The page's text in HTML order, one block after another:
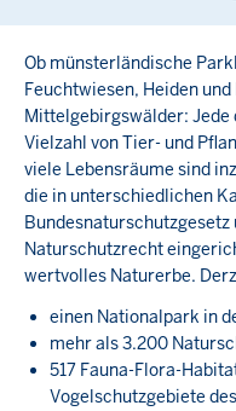
Ob münsterländische
Feuchtwiesen, Heiden
Mittelgebirgswälder: Jede
Vielzahl von Tier- und
viele Lebensräume sind
die in unterschiedlichen
Bundesnaturschutzgesetz
Naturschutzrecht
wertvolles Naturerbe.
einen Nationalpark in
mehr als 3.200
517 Fauna-Flora-
Vogelschutzgebiete